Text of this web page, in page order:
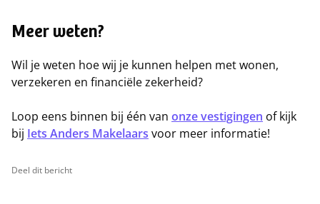
Meer weten?
Wil je weten hoe wij je kunnen helpen met wonen,
verzekeren en financiële zekerheid?
Loop eens binnen bij één van onze vestigingen of kijk
bij Iets Anders Makelaars voor meer informatie!
Deel dit bericht